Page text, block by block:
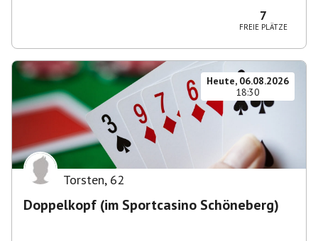
7
FREIE PLÄTZE
Heute, 06.08.2026
18:30
Torsten, 62
Doppelkopf (im Sportcasino Schöneberg)